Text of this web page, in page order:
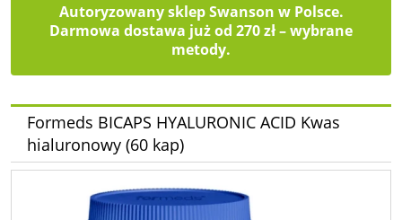
Autoryzowany sklep Swanson w Polsce.
Darmowa dostawa już od 270 zł – wybrane
metody.
Formeds BICAPS HYALURONIC ACID Kwas
hialuronowy (60 kap)